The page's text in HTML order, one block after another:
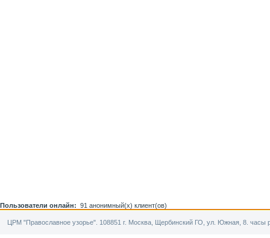
Пользователи онлайн: 91 анонимный(х) клиент(ов)
ЦРМ "Православное узорье". 108851 г. Москва, Щербинский ГО, ул. Южная, 8. часы